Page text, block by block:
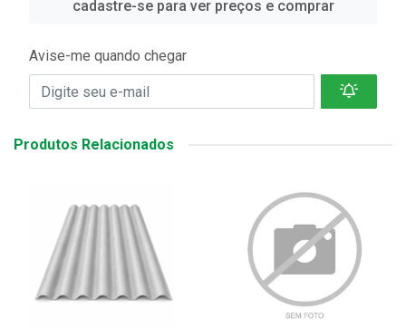
cadastre-se para ver preços e comprar
Avise-me quando chegar
Produtos Relacionados